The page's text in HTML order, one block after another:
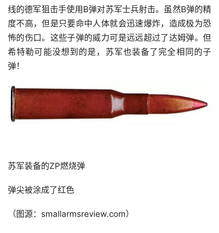
线的德军狙击手使用B弹对苏军士兵射击。虽然B弹的精
度不高，但是只要命中人体就会迅速爆炸，造成极为恐
怖的伤口。这些子弹的威力可是远远超过了达姆弹。但
希特勒可能没想到的是，苏军也装备了完全相同的子
弹！
苏军装备的ZP燃烧弹
弹尖被涂成了红色
（图源：smallarmsreview.com）